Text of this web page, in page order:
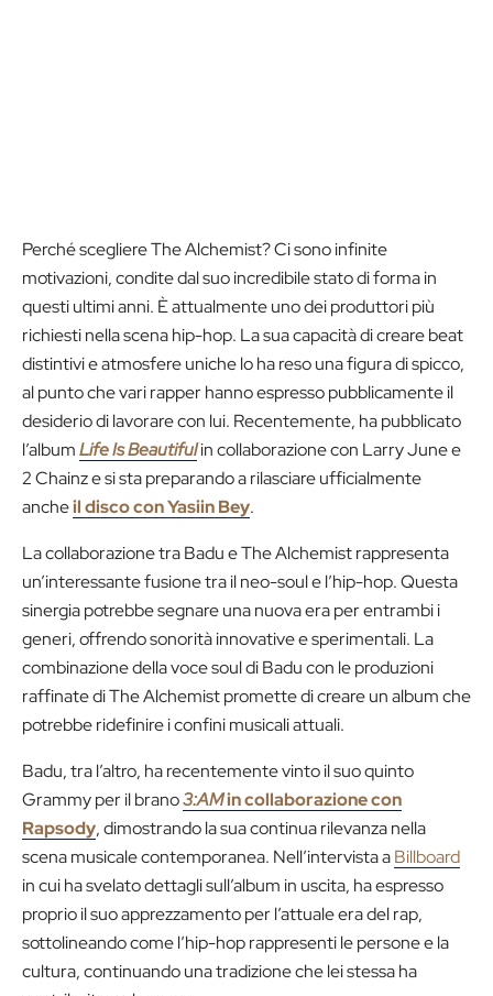
Perché scegliere The Alchemist? Ci sono infinite
motivazioni, condite dal suo incredibile stato di forma in
questi ultimi anni. È attualmente uno dei produttori più
richiesti nella scena hip-hop. La sua capacità di creare beat
distintivi e atmosfere uniche lo ha reso una figura di spicco,
al punto che vari rapper hanno espresso pubblicamente il
desiderio di lavorare con lui. Recentemente, ha pubblicato
l’albumLife Is Beautifulin collaborazione con Larry June e
2 Chainz e si sta preparando a rilasciare ufficialmente
ancheil disco con Yasiin Bey.
La collaborazione tra Badu e The Alchemist rappresenta
un’interessante fusione tra il neo-soul e l’hip-hop. Questa
sinergia potrebbe segnare una nuova era per entrambi i
generi, offrendo sonorità innovative e sperimentali. La
combinazione della voce soul di Badu con le produzioni
raffinate di The Alchemist promette di creare un album che
potrebbe ridefinire i confini musicali attuali.
Badu, tra l’altro, ha recentemente vinto il suo quinto
Grammy per il brano3:AMin collaborazione con
Rapsody, dimostrando la sua continua rilevanza nella
scena musicale contemporanea. Nell’intervista aBillboard
in cui ha svelato dettagli sull’album in uscita, ha espresso
proprio il suo apprezzamento per l’attuale era del rap,
sottolineando come l’hip-hop rappresenti le persone e la
cultura, continuando una tradizione che lei stessa ha